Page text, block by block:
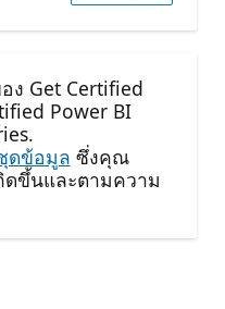
ง Get Certified
Power BI
ดข้อมูล ซึ่งคุณ
ดขึ้นและตามความ